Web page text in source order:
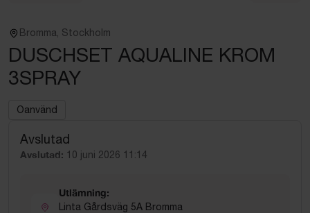
Bromma, Stockholm
DUSCHSET AQUALINE KROM
3SPRAY
Oanvänd
Avslutad
Avslutad: 10 juni 2026 11:14
Utlämning:
Linta Gårdsväg 5A Bromma